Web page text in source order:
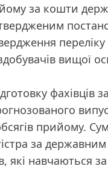
за кошти
вищої
фахівців
прийому.
за
які навчаються